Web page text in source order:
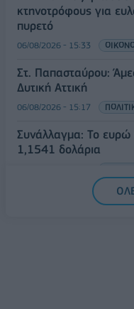
κτηνοτρόφους για
πυρετό
06/08/2026 - 15:33
Στ. Παπασταύρου:
Δυτική Αττική
06/08/2026 - 15:17
Συνάλλαγμα: Το
1,1541 δολάρια